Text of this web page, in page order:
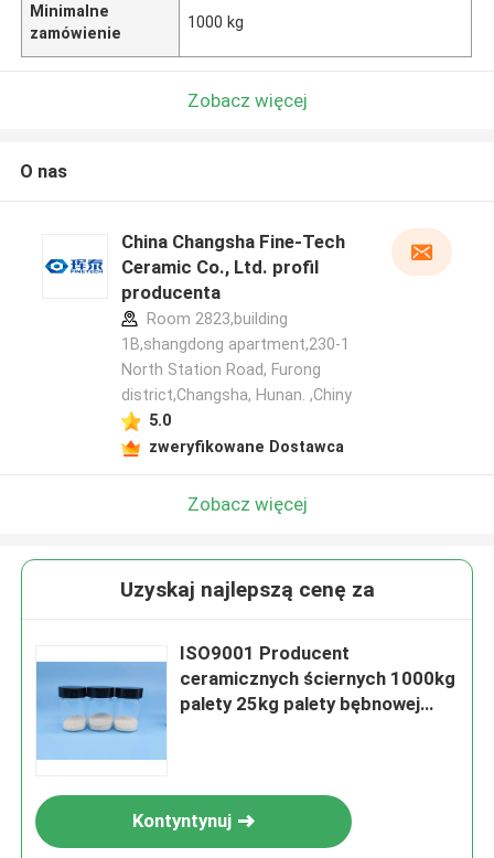
Minimalne
zamówienie
1000 kg
Zobacz więcej
O nas
China Changsha Fine-Tech
Ceramic Co., Ltd. profil
producenta
Room 2823,building
1B,shangdong apartment,230-1
North Station Road, Furong
district,Changsha, Hunan. ,Chiny
5.0
zweryfikowane Dostawca
Zobacz więcej
Uzyskaj najlepszą cenę za
ISO9001 Producent
ceramicznych ściernych 1000kg
palety 25kg palety bębnowej
Kontyntynuj